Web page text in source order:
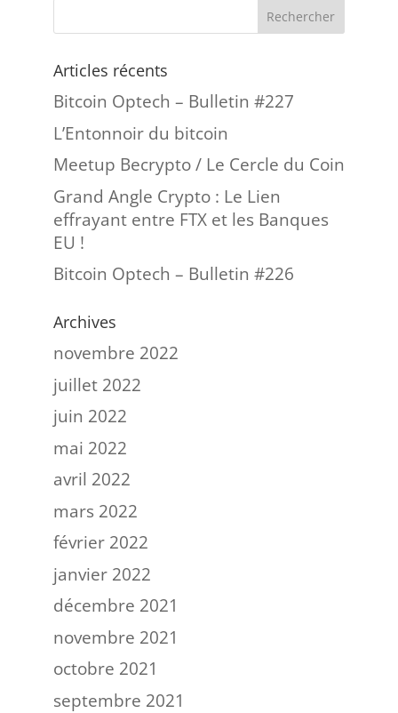
Articles récents
Bitcoin Optech – Bulletin #227
L’Entonnoir du bitcoin
Meetup Becrypto / Le Cercle du Coin
Grand Angle Crypto : Le Lien
effrayant entre FTX et les Banques
EU !
Bitcoin Optech – Bulletin #226
Archives
novembre 2022
juillet 2022
juin 2022
mai 2022
avril 2022
mars 2022
février 2022
janvier 2022
décembre 2021
novembre 2021
octobre 2021
septembre 2021